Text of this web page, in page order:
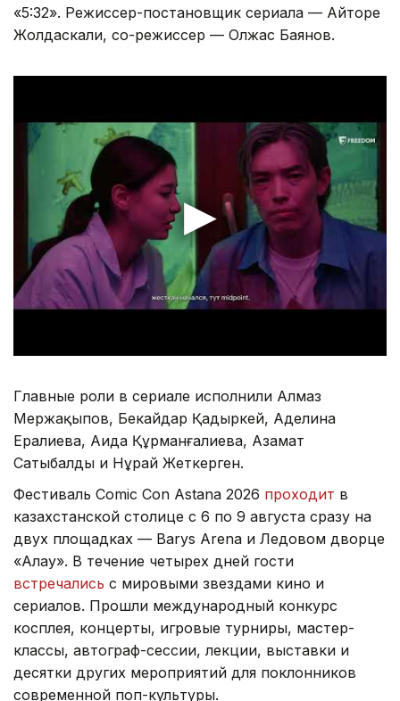
«5:32». Режиссер-постановщик сериала — Айторе
Жолдаскали, со-режиссер — Олжас Баянов.
Главные роли в сериале исполнили Алмаз
Мержақыпов, Бекайдар Қадыркей, Аделина
Ералиева, Аида Құрманғалиева, Азамат
Сатыбалды и Нұрай Жеткерген.
Фестиваль Comic Con Astana 2026 проходит в
казахстанской столице с 6 по 9 августа сразу на
двух площадках — Barys Arena и Ледовом дворце
«Алау». В течение четырех дней гости
встречались с мировыми звездами кино и
сериалов. Прошли международный конкурс
косплея, концерты, игровые турниры, мастер-
классы, автограф-сессии, лекции, выставки и
десятки других мероприятий для поклонников
современной поп-культуры.